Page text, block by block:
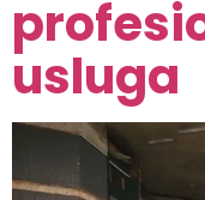
usluga